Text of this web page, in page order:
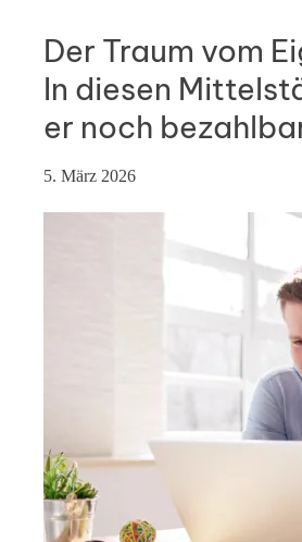
Der Traum vom
In diesen
er noch
5. März 2026